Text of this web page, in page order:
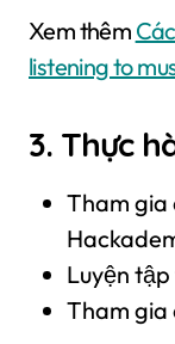
Xem thêm
listening to
3. Thực
Tham gia
Luyện
Tham gia